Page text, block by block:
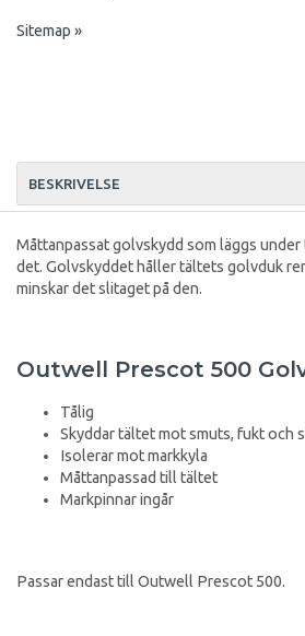
Sitemap »
BESKRIVELSE
Måttanpassat golvskydd som läggs
det. Golvskyddet håller tältets golvduk
minskar det slitaget på den.
Outwell Prescot 500
Tålig
Skyddar tältet mot smuts, fukt och
Isolerar mot markkyla
Måttanpassad till tältet
Markpinnar ingår
Passar endast till Outwell Prescot 500.